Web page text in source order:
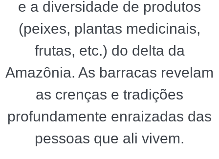
e a diversidade de produtos
(peixes, plantas medicinais,
frutas, etc.) do delta da
Amazônia. As barracas revelam
as crenças e tradições
profundamente enraizadas das
pessoas que ali vivem.